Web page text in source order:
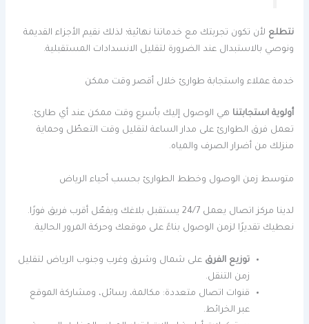
نتطلع لأن تكون تجربتك مع خدماتنا نهائية؛ لذلك نقيم الأجزاء القديمة
ونوصي بالاستبدال عند الضرورة لتقليل الانسدادات المستقبلية.
خدمة عملاء واستجابة طوارئ خلال أقصر وقت ممكن
أولوية استجابتنا هي الوصول إليك بأسرع وقت ممكن عند أي طارئ.
تعمل فرق الطوارئ على مدار الساعة لتقليل وقت التعطّل وحماية
منزلك من أضرار الصرف والمياه.
متوسط زمن الوصول وخطط الطوارئ بحسب أحياء الرياض
لدينا مركز اتصال يعمل 24/7 يستقبل بلاغك ويفعّل أقرب فريق فورًا.
نعطيك تقديرًا لزمن الوصول بناءً على موقعك وحركة المرور الحالية.
توزيع الفرق على شمال وشرق وغرب وجنوب الرياض لتقليل
زمن التنقل.
قنوات اتصال متعددة: مكالمة، رسائل، ومشاركة الموقع
عبر الخرائط.